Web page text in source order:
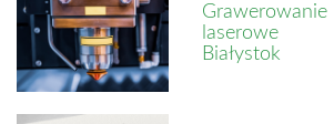
Grawerowanie
laserowe
Białystok